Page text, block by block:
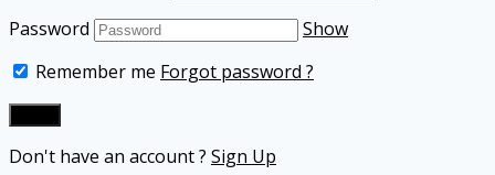
Password
Show
Remember me Forgot password ?
Don't have an account ? Sign Up